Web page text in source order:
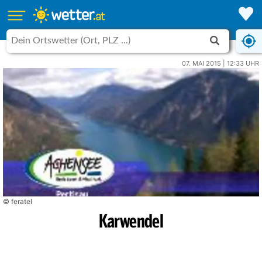
07. MAI 2015 | 12:33 UHR
© feratel
Karwendel